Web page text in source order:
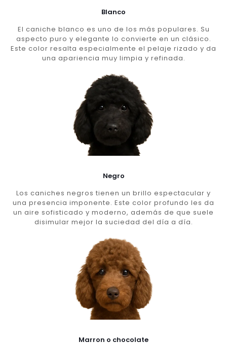
Blanco
El caniche blanco es uno de los más populares. Su
aspecto puro y elegante lo convierte en un clásico.
Este color resalta especialmente el pelaje rizado y da
una apariencia muy limpia y refinada.
Negro
Los caniches negros tienen un brillo espectacular y
una presencia imponente. Este color profundo les da
un aire sofisticado y moderno, además de que suele
disimular mejor la suciedad del día a día.
Marron o chocolate